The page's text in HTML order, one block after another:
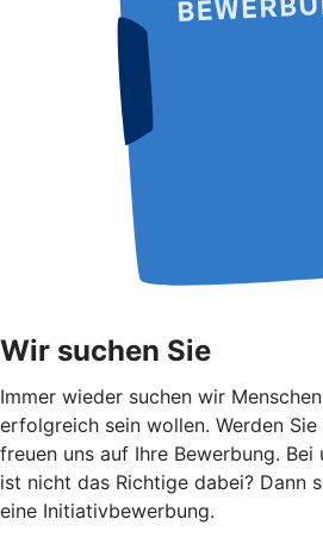
Wir suchen Sie
Immer wieder suchen wir
erfolgreich sein wollen. Werden Sie
freuen uns auf Ihre Bewerbung.
ist nicht das Richtige dabei? Dann
eine Initiativbewerbung.